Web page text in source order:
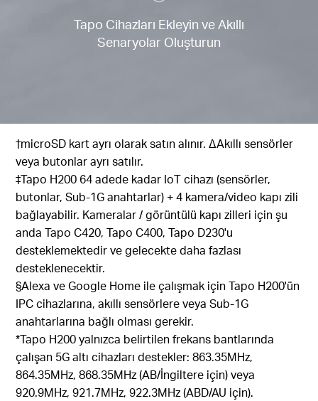
Tapo Cihazları Ekleyin ve Akıllı
Senaryolar Oluşturun
†microSD kart ayrı olarak satın alınır. ∆Akıllı sensörler
veya butonlar ayrı satılır.
‡Tapo H200 64 adede kadar IoT cihazı (sensörler,
butonlar, Sub-1G anahtarlar) + 4 kamera/video kapı zili
bağlayabilir. Kameralar / görüntülü kapı zilleri için şu
anda Tapo C420, Tapo C400, Tapo D230'u
desteklemektedir ve gelecekte daha fazlası
desteklenecektir.
§Alexa ve Google Home ile çalışmak için Tapo H200'ün
IPC cihazlarına, akıllı sensörlere veya Sub-1G
anahtarlarına bağlı olması gerekir.
*Tapo H200 yalnızca belirtilen frekans bantlarında
çalışan 5G altı cihazları destekler: 863.35MHz,
864.35MHz, 868.35MHz (AB/İngiltere için) veya
920.9MHz, 921.7MHz, 922.3MHz (ABD/AU için).